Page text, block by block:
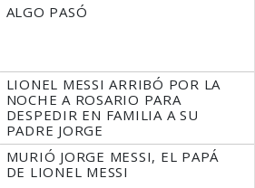
ALGO PASÓ
LIONEL MESSI ARRIBÓ POR LA
NOCHE A ROSARIO PARA
DESPEDIR EN FAMILIA A SU
PADRE JORGE
MURIÓ JORGE MESSI, EL PAPÁ
DE LIONEL MESSI